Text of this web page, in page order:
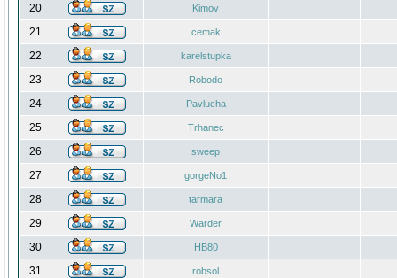
20 Kimov
21 cemak
22 karelstupka
23 Robodo
24 Pavlucha
25 Trhanec
26 sweep
27 gorgeNo1
28 tarmara
29 Warder
30 HB80
31 robsol